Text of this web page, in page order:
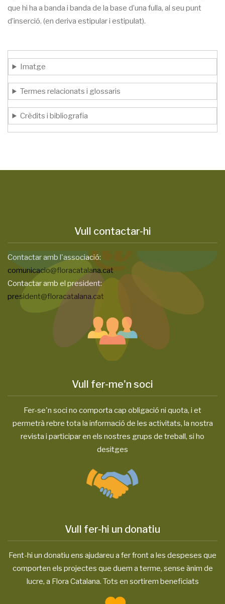
que hi ha a banda i banda de la base d’una fulla, al seu punt
d’inserció. (en deriva estipular i estipulat).
Imatge
Termes relacionats i glossaris
Crèdits i bibliografia
Vull contactar-hi
Contactar amb l'associació:
comunicacio@floracatalana.cat
Contactar amb el president:
president@floracatalana.cat
Vull fer-me'n soci
Fer-se'n soci no comporta cap obligació ni quota, i et
permetrà rebre tota la informació de les activitats, la nostra
revista i participar en els nostres grups de treball, si ho
desitges
Vull fer-hi un donatiu
Fent-hi un donatiu ens ajudareu a fer front a les despeses que
comporten els projectes que duem a terme, sense ànim de
lucre, a Flora Catalana. Tots en sortirem beneficiats